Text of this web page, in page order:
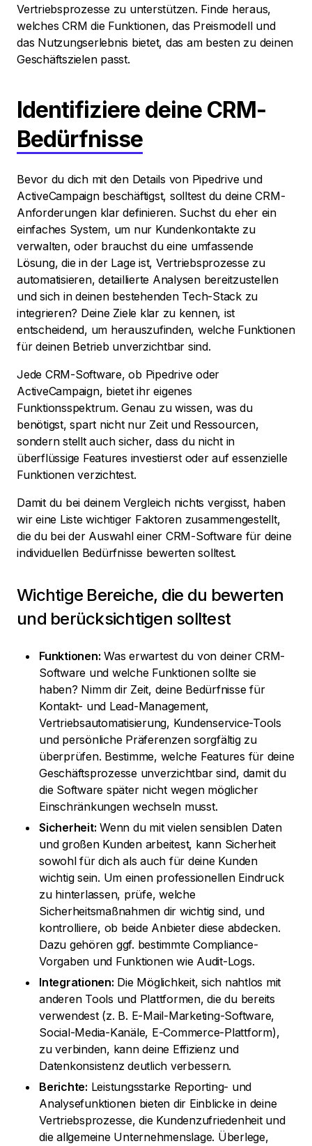
Vertriebsprozesse zu unterstützen. Finde heraus,
welches CRM die Funktionen, das Preismodell und
das Nutzungserlebnis bietet, das am besten zu deinen
Geschäftszielen passt.
Identifiziere deine CRM-
Bedürfnisse
Bevor du dich mit den Details von Pipedrive und
ActiveCampaign beschäftigst, solltest du deine CRM-
Anforderungen klar definieren. Suchst du eher ein
einfaches System, um nur Kundenkontakte zu
verwalten, oder brauchst du eine umfassende
Lösung, die in der Lage ist, Vertriebsprozesse zu
automatisieren, detaillierte Analysen bereitzustellen
und sich in deinen bestehenden Tech-Stack zu
integrieren? Deine Ziele klar zu kennen, ist
entscheidend, um herauszufinden, welche Funktionen
für deinen Betrieb unverzichtbar sind.
Jede CRM-Software, ob Pipedrive oder
ActiveCampaign, bietet ihr eigenes
Funktionsspektrum. Genau zu wissen, was du
benötigst, spart nicht nur Zeit und Ressourcen,
sondern stellt auch sicher, dass du nicht in
überflüssige Features investierst oder auf essenzielle
Funktionen verzichtest.
Damit du bei deinem Vergleich nichts vergisst, haben
wir eine Liste wichtiger Faktoren zusammengestellt,
die du bei der Auswahl einer CRM-Software für deine
individuellen Bedürfnisse bewerten solltest.
Wichtige Bereiche, die du bewerten
und berücksichtigen solltest
Funktionen: Was erwartest du von deiner CRM-
Software und welche Funktionen sollte sie
haben? Nimm dir Zeit, deine Bedürfnisse für
Kontakt- und Lead-Management,
Vertriebsautomatisierung, Kundenservice-Tools
und persönliche Präferenzen sorgfältig zu
überprüfen. Bestimme, welche Features für deine
Geschäftsprozesse unverzichtbar sind, damit du
die Software später nicht wegen möglicher
Einschränkungen wechseln musst.
Sicherheit: Wenn du mit vielen sensiblen Daten
und großen Kunden arbeitest, kann Sicherheit
sowohl für dich als auch für deine Kunden
wichtig sein. Um einen professionellen Eindruck
zu hinterlassen, prüfe, welche
Sicherheitsmaßnahmen dir wichtig sind, und
kontrolliere, ob beide Anbieter diese abdecken.
Dazu gehören ggf. bestimmte Compliance-
Vorgaben und Funktionen wie Audit-Logs.
Integrationen: Die Möglichkeit, sich nahtlos mit
anderen Tools und Plattformen, die du bereits
verwendest (z. B. E-Mail-Marketing-Software,
Social-Media-Kanäle, E-Commerce-Plattform),
zu verbinden, kann deine Effizienz und
Datenkonsistenz deutlich verbessern.
Berichte: Leistungsstarke Reporting- und
Analysefunktionen bieten dir Einblicke in deine
Vertriebsprozesse, die Kundenzufriedenheit und
die allgemeine Unternehmenslage. Überlege,